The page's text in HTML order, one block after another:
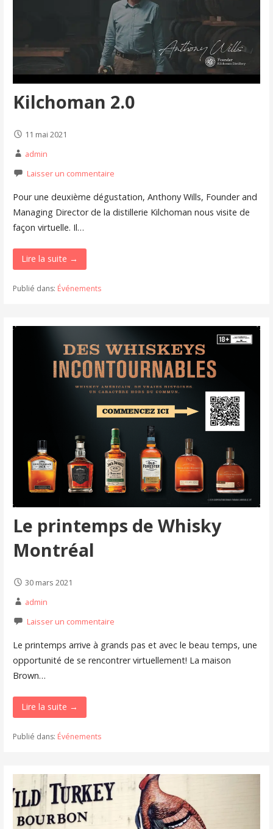
Kilchoman 2.0
11 mai 2021
admin
Laisser un commentaire
Pour une deuxième dégustation, Anthony Wills, Founder and
Managing Director de la distillerie Kilchoman nous visite de
façon virtuelle. Il…
Lire la suite →
Publié dans: Événements
Le printemps de Whisky
Montréal
30 mars 2021
admin
Laisser un commentaire
Le printemps arrive à grands pas et avec le beau temps, une
opportunité de se rencontrer virtuellement! La maison
Brown…
Lire la suite →
Publié dans: Événements